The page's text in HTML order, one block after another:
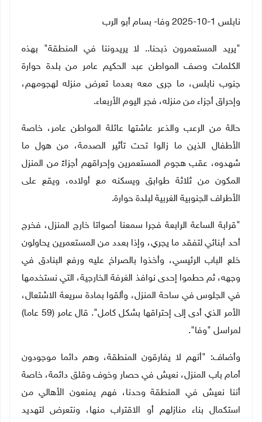
نابلس 1-10-2025 وفا- بسام أبو الرب
"يريد المستعمرون ذبحنا.. لا يريدوننا في المنطقة" بهذه
الكلمات وصف المواطن عبد الحكيم عامر من بلدة حوارة
جنوب نابلس، ما جرى معه بعدما تعرض منزله لهجومهم،
وإحراق أجزاء من منزله، فجر اليوم الأربعاء.
حالة من الرعب والذعر عاشتها عائلة المواطن عامر، خاصة
الأطفال الذين ما زالوا تحت تأثير الصدمة، من هول ما
شهدوه، عقب هجوم المستعمرين وإحراقهم أجزاءً من المنزل
المكون من ثلاثة طوابق ويسكنه مع أولاده، ويقع على
الأطراف الجنوبية الغربية لبلدة حوارة.
"قرابة الساعة الرابعة فجرا سمعنا أصواتا خارج المنزل، فخرج
أحد أبنائي لتفقد ما يجري، وإذا بعدد من المستعمرين يحاولون
خلع الباب الرئيسي، وأخذوا بالصراخ عليه ورفع البنادق في
وجهه، ثم حطموا إحدى نوافذ الغرفة الخارجية، التي نستخدمها
في الجلوس في ساحة المنزل، وألقوا بمادة سريعة الاشتعال،
الأمر الذي أدى إلى إحتراقها بشكل كامل". قال عامر (59 عاما)
لمراسل "وفا".
وأضاف: "أنهم لا يفارقون المنطقة، وهم دائما موجودون
أمام باب المنزل، نعيش في حصار وخوف وقلق دائمة، خاصة
أننا نعيش في المنطقة وحدنا، فهم يمنعون الأهالي من
استكمال بناء منازلهم أو الاقتراب منها، ونتعرض لتهديد